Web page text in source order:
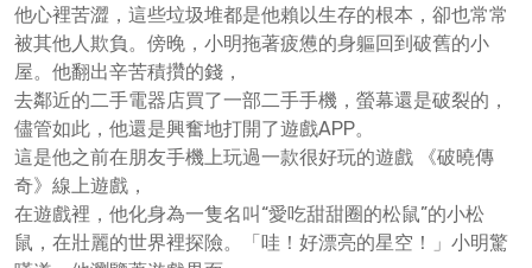
他心裡苦澀，這些垃圾堆都是他賴以生存的根本，卻也常常
被其他人欺負。傍晚，小明拖著疲憊的身軀回到破舊的小
屋。他翻出辛苦積攢的錢，
去鄰近的二手電器店買了一部二手手機，螢幕還是破裂的，
儘管如此，他還是興奮地打開了遊戲APP。
這是他之前在朋友手機上玩過一款很好玩的遊戲 《破曉傳
奇》線上遊戲，
在遊戲裡，他化身為一隻名叫“愛吃甜甜圈的松鼠”的小松
鼠，在壯麗的世界裡探險。「哇！好漂亮的星空！」小明驚